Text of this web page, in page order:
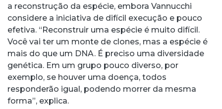
a reconstrução da espécie, embora Vannucchi
considere a iniciativa de difícil execução e pouco
efetiva. “Reconstruir uma espécie é muito difícil.
Você vai ter um monte de clones, mas a espécie é
mais do que um DNA. É preciso uma diversidade
genética. Em um grupo pouco diverso, por
exemplo, se houver uma doença, todos
responderão igual, podendo morrer da mesma
forma”, explica.